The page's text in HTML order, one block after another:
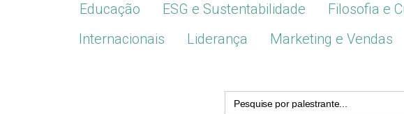
Educação
ESG e Sustentabilidade Filosofia e
Internacionais
Liderança Marketing e Vendas
Search
for: